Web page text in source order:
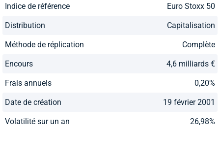
Indice de référence Euro Stoxx 50
Distribution Capitalisation
Méthode de réplication Complète
Encours 4,6 milliards €
Frais annuels 0,20%
Date de création 19 février 2001
Volatilité sur un an 26,98%